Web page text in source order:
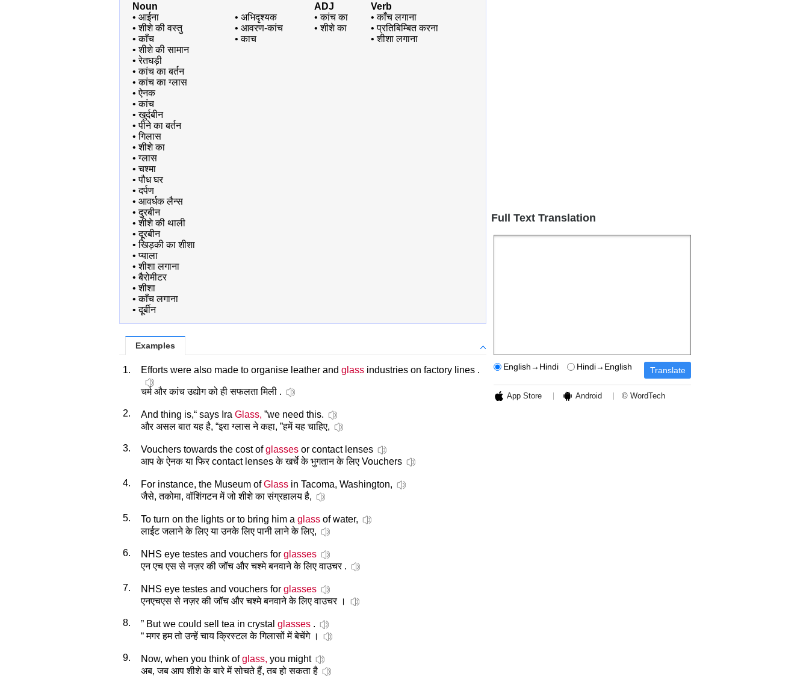
Noun
• आईना
•शीशे की वस्तु
•काँच
•शीशे की सामान
•रेतघड़ी
•कांच का बर्तन
•कांच का ग्लास
•ऐनक
•कांच
•खुर्दबीन
•पीने का बर्तन
•गिलास
•शीशे का
•ग्लास
•चश्मा
•पौध घर
•दर्पण
• आवर्धक लैन्स
•दुरबीन
•शीशे की थाली
•दूरबीन
•खिड़की का शीशा
•प्याला
•शीशा लगाना
•बैरोमीटर
•शीशा
•काँच लगाना
•दूर्बीन
• अभिदृश्यक
• आवरण-कांच
•काच
ADJ
•कांच का
•शीशे का
Verb
•काँच लगाना
•प्रतिबिम्बित करना
•शीशा लगाना
Examples
1. Efforts were also made to organise leather and glass industries on factory lines .
चर्म और कांच उद्योग को ही सफलता मिली .
2. And thing is,“ says Ira Glass, ”we need this.
और असल बात यह है, “इरा ग्लास ने कहा, ”हमें यह चाहिए,
3. Vouchers towards the cost ofglasses or contact lenses
आप के ऐनक या फिर contact lenses के खर्चे के भुगतान के लिए Vouchers
4. For instance, the Museum ofGlass in Tacoma, Washington,
जैसे, तकोमा, वॉशिंगटन में जो शीशे का संग्रहालय है,
5. To turn on the lights or to bring him a glass of water,
लाईट जलाने के लिए या उनके लिए पानी लाने के लिए,
6. NHS eye testes and vouchers for glasses
एन एच एस से नज़र की जॉच और चश्मे बनवाने के लिए वाउचर .
7. NHS eye testes and vouchers for glasses
एनएचएस से नज़र की जॉच और चश्मे बनवाने के लिए वाउचर ।
8. ” But we could sell tea in crystal glasses .
“ मगर हम तो उन्हें चाय क्रिस्टल के गिलासों में बेचेंगे ।
9. Now, when you think ofglass, you might
अब, जब आप शीशे के बारे में सोचते हैं, तब हो सकता है
Full Text Translation
English→Hindi Hindi→English
App Store Android © WordTech